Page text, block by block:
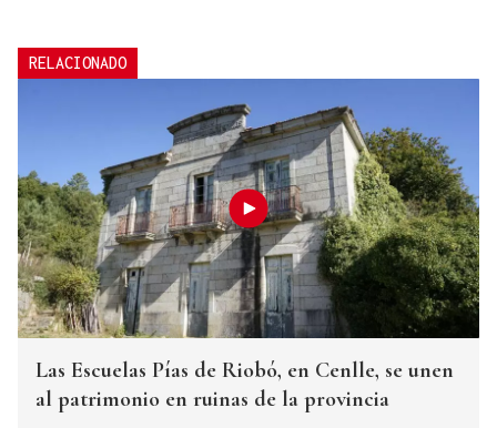
RELACIONADO
Las Escuelas Pías de Riobó, en Cenlle, se unen
al patrimonio en ruinas de la provincia